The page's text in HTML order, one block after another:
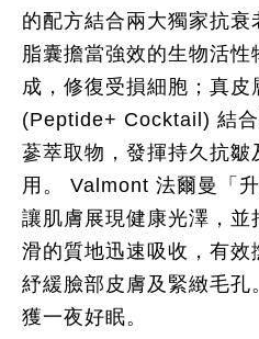
的配方結合兩大獨家抗
脂囊擔當強效的生物活
成，修復受損細胞；真皮
(Peptide+ Cocktail) 結
蔘萃取物，發揮持久抗
用。 Valmont 法爾曼「
讓肌膚展現健康光澤，並
滑的質地迅速吸收，有效
紓緩臉部皮膚及緊緻毛孔
獲一夜好眠。